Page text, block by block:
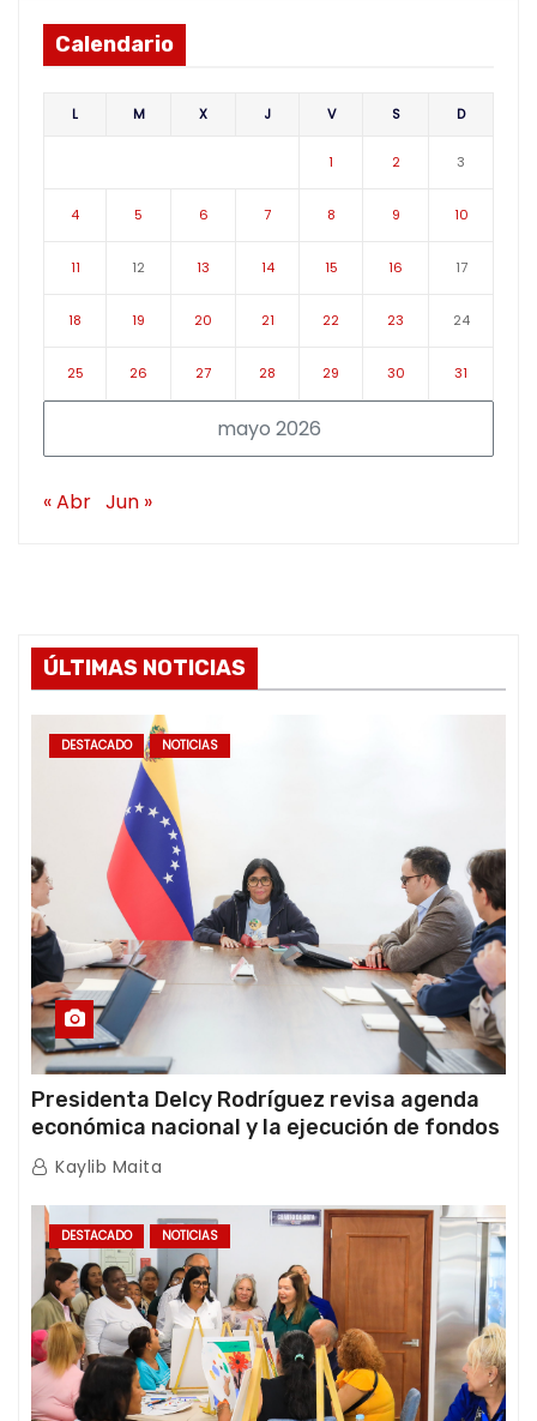
Calendario
mayo 2026
L M X J V S D
1 2 3
4 5 6 7 8 9 10
11 12 13 14 15 16 17
18 19 20 21 22 23 24
25 26 27 28 29 30 31
« Abr Jun »
ÚLTIMAS NOTICIAS
DESTACADO NOTICIAS
Presidenta Delcy Rodríguez revisa agenda
económica nacional y la ejecución de fondos
de emergencia post-sismos
Kaylib Maita
DESTACADO NOTICIAS